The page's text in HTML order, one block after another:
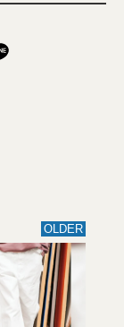
OLDER